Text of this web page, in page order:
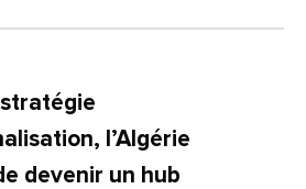
l’Algérie
devenir un hub